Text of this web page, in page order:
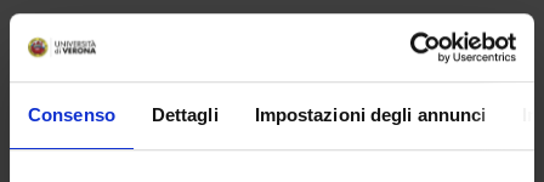
Consenso Dettagli Impostazioni degli annunci
Starting date
Duration (months)